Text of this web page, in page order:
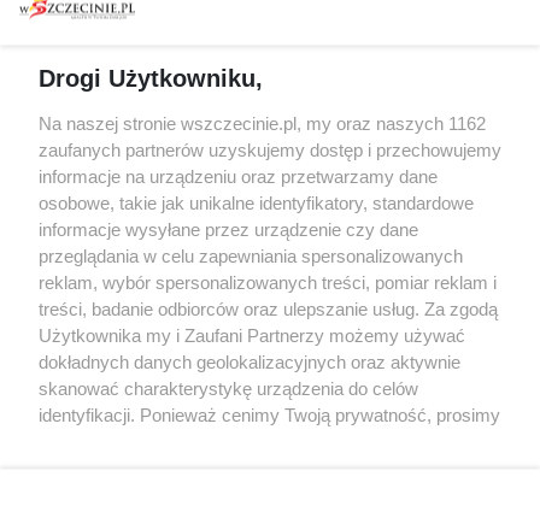
Spacery i oprowadzania
targi
Wernisaże
Więcej
Specjalny koncert z okazji
20. urodzin portalu
wSzczecinie.pl
Regulamin konkursów
śniadaniówka "Hej
Szczecin! Jest piątek!"
Partnerzy
Praca Szczecin
Drogi Użytkowniku,
Na naszej stronie wszczecinie.pl, my oraz naszych 1162
zaufanych partnerów uzyskujemy dostęp i przechowujemy
informacje na urządzeniu oraz przetwarzamy dane
osobowe, takie jak unikalne identyfikatory, standardowe
informacje wysyłane przez urządzenie czy dane
przeglądania w celu zapewniania spersonalizowanych
reklam, wybór spersonalizowanych treści, pomiar reklam i
treści, badanie odbiorców oraz ulepszanie usług. Za zgodą
Użytkownika my i Zaufani Partnerzy możemy używać
dokładnych danych geolokalizacyjnych oraz aktywnie
skanować charakterystykę urządzenia do celów
identyfikacji. Ponieważ cenimy Twoją prywatność, prosimy